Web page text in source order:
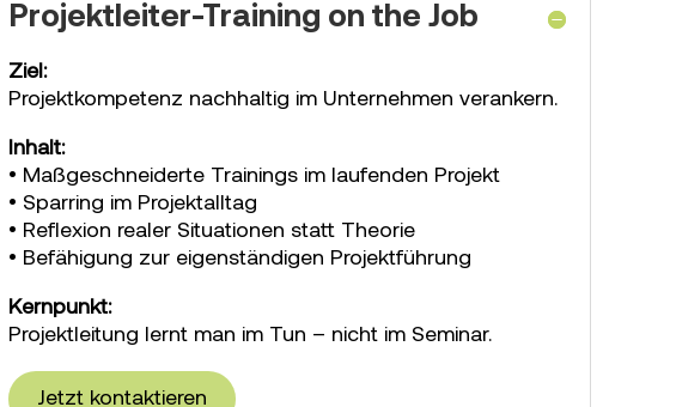
Projektleiter-Training on the Job
Ziel:
Projektkompetenz nachhaltig im Unternehmen verankern.
Inhalt:
• Maßgeschneiderte Trainings im laufenden Projekt
• Sparring im Projektalltag
• Reflexion realer Situationen statt Theorie
• Befähigung zur eigenständigen Projektführung
Kernpunkt:
Projektleitung lernt man im Tun – nicht im Seminar.
Jetzt kontaktieren